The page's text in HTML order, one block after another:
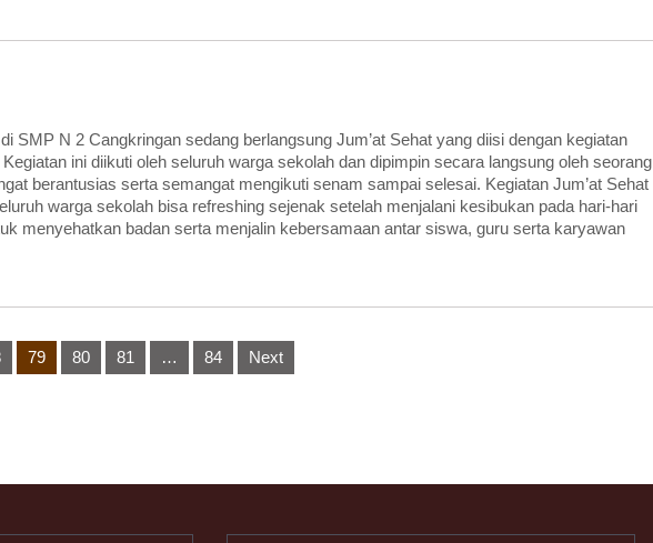
SMP N 2 Cangkringan sedang berlangsung Jum’at Sehat yang diisi dengan kegiatan
ini diikuti oleh seluruh warga sekolah dan dipimpin secara langsung oleh seorang
berantusias serta semangat mengikuti senam sampai selesai. Kegiatan Jum’at Sehat
warga sekolah bisa refreshing sejenak setelah menjalani kesibukan pada hari-hari
menyehatkan badan serta menjalin kebersamaan antar siswa, guru serta karyawan
79 80 81 … 84 Next